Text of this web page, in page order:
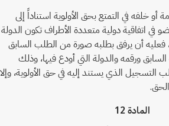
خلفه في التمتع بحق الأولوية استناداً إلى
اتفاقية دولية متعددة الأطراف تكون الدولة
أن يرفق بطلبه صورة من الطلب السابق
السابق ورقمه والدولة التي أودع فيها، وذلك
الذي يستند إليه في حق الأولوية، وإلا
المادة 12